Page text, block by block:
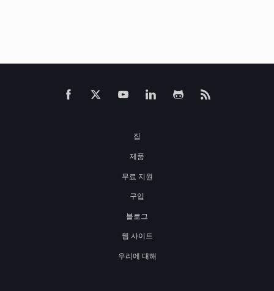
집
제품
무료 지원
구입
블로그
웹 사이트
우리에 대해